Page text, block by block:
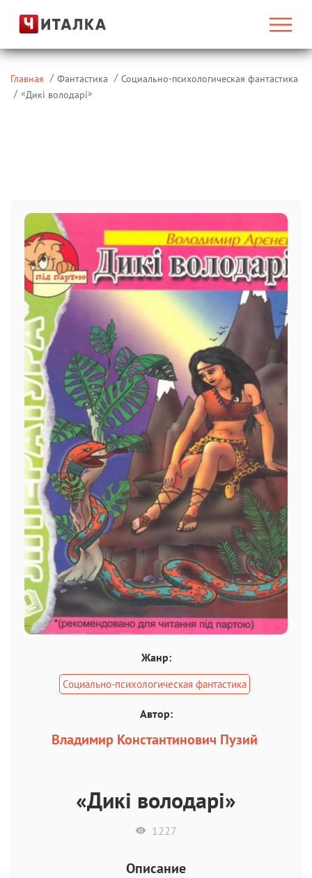
Главная Фантастика
Социально-психологическая фантастика
«Дикі володарі»
Жанр:
Социально-психологическая фантастика
Автор:
Владимир Константинович Пузий
«Дикі володарі»
1227
Описание